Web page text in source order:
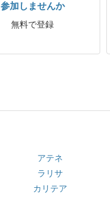
参加しませんか
無料で登録
アテネ
ラリサ
カリテア